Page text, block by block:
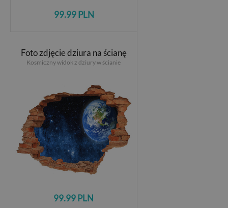
99.99 PLN
Foto zdjęcie dziura na ścianę
Kosmiczny widok z dziury w ścianie
99.99 PLN